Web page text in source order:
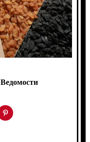
Ведомости